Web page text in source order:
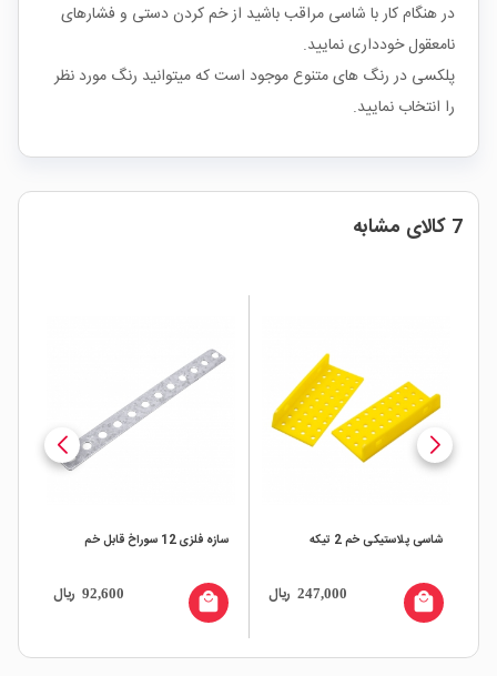
در هنگام کار با شاسی مراقب باشید از خم کردن دستی و فشارهای
نامعقول خودداری نمایید.
پلکسی در رنگ های متنوع موجود است که میتوانید رنگ مورد نظر
را انتخاب نمایید.
7 کالای مشابه
شاسی پلاستیکی خم 2 تیکه
247,000 ریال local_mall
سازه فلزی 12 سوراخ قابل خم
92,600 ریال local_mall